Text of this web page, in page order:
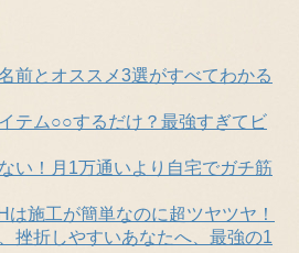
前とオススメ3選がすべてわかる
テム○○するだけ？最強すぎてビ
い！月1万通いより自宅でガチ筋
施工が簡単なのに超ツヤツヤ！
挫折しやすいあなたへ、最強の1